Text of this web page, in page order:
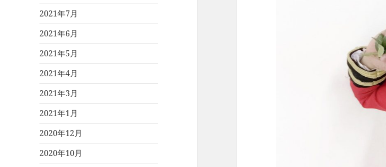
2021年7月
2021年6月
2021年5月
2021年4月
2021年3月
2021年1月
2020年12月
2020年10月